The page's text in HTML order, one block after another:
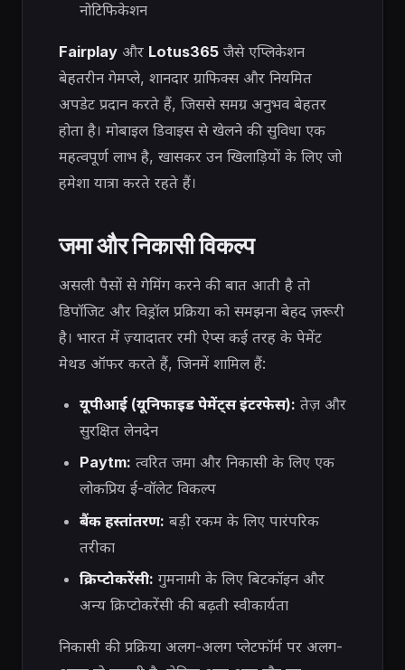
नोटिफिकेशन
Fairplay और Lotus365 जैसे एप्लिकेशन
बेहतरीन गेमप्ले, शानदार ग्राफिक्स और नियमित
अपडेट प्रदान करते हैं, जिससे समग्र अनुभव बेहतर
होता है। मोबाइल डिवाइस से खेलने की सुविधा एक
महत्वपूर्ण लाभ है, खासकर उन खिलाड़ियों के लिए जो
हमेशा यात्रा करते रहते हैं।
जमा और निकासी विकल्प
असली पैसों से गेमिंग करने की बात आती है तो
डिपॉजिट और विड्रॉल प्रक्रिया को समझना बेहद ज़रूरी
है। भारत में ज़्यादातर रमी ऐप्स कई तरह के पेमेंट
मेथड ऑफर करते हैं, जिनमें शामिल हैं:
यूपीआई (यूनिफाइड पेमेंट्स इंटरफेस): तेज़ और
सुरक्षित लेनदेन
Paytm: त्वरित जमा और निकासी के लिए एक
लोकप्रिय ई-वॉलेट विकल्प
बैंक हस्तांतरण: बड़ी रकम के लिए पारंपरिक
तरीका
क्रिप्टोकरेंसी: गुमनामी के लिए बिटकॉइन और
अन्य क्रिप्टोकरेंसी की बढ़ती स्वीकार्यता
निकासी की प्रक्रिया अलग-अलग प्लेटफॉर्म पर अलग-